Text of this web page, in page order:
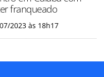
franqueado
2023 às 18h17